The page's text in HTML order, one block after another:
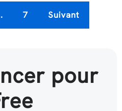
7 Suivant
pour